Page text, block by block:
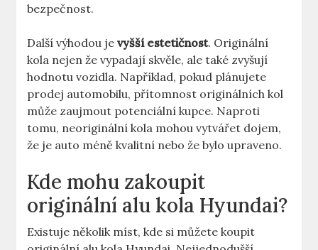
bezpečnost.
Další výhodou jevyšší estetičnost. Originální
kola nejen že vypadají skvěle, ale také zvyšují
hodnotu vozidla. Například, pokud plánujete
prodej automobilu, přítomnost originálních kol
může zaujmout potenciální kupce. Naproti
tomu, neoriginální kola mohou vytvářet dojem,
že je auto méně kvalitní nebo že bylo upraveno.
Kde mohu zakoupit
originální alu kola Hyundai?
Existuje několik míst, kde si můžete koupit